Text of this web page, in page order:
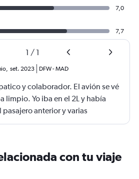
7,0
7,7
1 / 1
, set. 2023 DFW-MAD
y colaborador. El avión se vé
limpio. Yo iba en el 2L y había
anterior y varias
un olor a pies insoportable.
con tu viaje